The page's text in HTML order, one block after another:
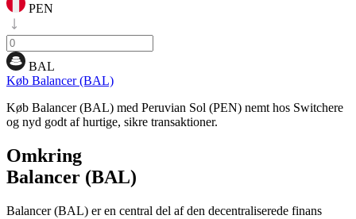
PEN
BAL
Køb Balancer (BAL)
Køb Balancer (BAL) med Peruvian Sol (PEN) nemt hos Switchere
og nyd godt af hurtige, sikre transaktioner.
Omkring
Balancer (BAL)
Balancer (BAL) er en central del af den decentraliserede finans